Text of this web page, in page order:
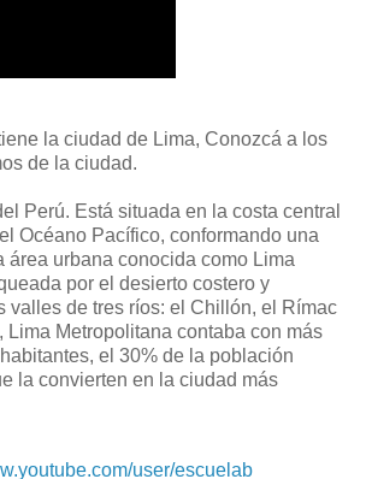
la ciudad de Lima, Conozcá a los
de la ciudad.
Perú. Está situada en la costa central
Océano Pacífico, conformando una
área urbana conocida como Lima
por el desierto costero y
valles de tres ríos: el Chillón, el Rímac
Lima Metropolitana contaba con más
el 30% de la población
la convierten en la ciudad más
user/escuelab